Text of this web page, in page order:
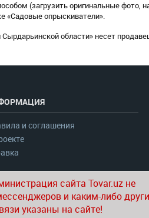
(загрузить оригинальные фото,
«Садовые опрыскиватели».
области» несет
и соглашения
| Все права защищены
сайта Tovar.uz не
и каким-либо
указаны на сайте!